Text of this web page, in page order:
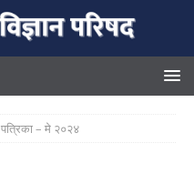
पत्रिका – मे २०२४